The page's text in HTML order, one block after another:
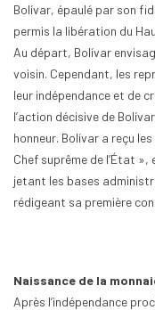
Bolívar, épaulé par son
permis la libération du
Au départ, Bolívar
voisin. Cependant, les
leur indépendance et de
l’action décisive de
honneur. Bolívar a reçu
Chef suprême de l’État
jetant les bases
rédigeant sa première
Naissance de la
Après l’indépendance